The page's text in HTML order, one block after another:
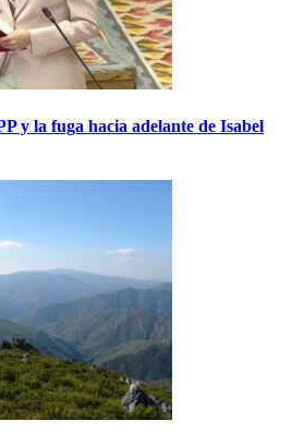
y la fuga hacia adelante de Isabel